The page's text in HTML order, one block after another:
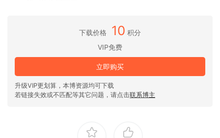
下载价格 10 积分
VIP免费
立即购买
升级VIP更划算，本博资源均可下载
若链接失效或不匹配等其它问题，请点击联系博主